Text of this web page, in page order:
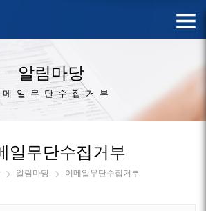
알림마당
메일무단수집거부
일무단수집거부
알림마당 이메일무단수집거부